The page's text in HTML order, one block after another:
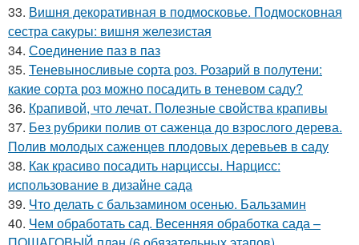
33. Вишня декоративная в подмосковье. Подмосковная
сестра сакуры: вишня железистая
34. Соединение паз в паз
35. Теневыносливые сорта роз. Розарий в полутени:
какие сорта роз можно посадить в теневом саду?
36. Крапивой, что лечат. Полезные свойства крапивы
37. Без рубрики полив от саженца до взрослого дерева.
Полив молодых саженцев плодовых деревьев в саду
38. Как красиво посадить нарциссы. Нарцисс:
использование в дизайне сада
39. Что делать с бальзамином осенью. Бальзамин
40. Чем обработать сад. Весенняя обработка сада –